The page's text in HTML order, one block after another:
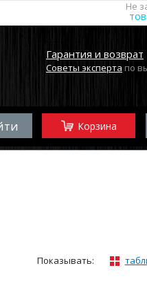
Не
Гарантия и возврат
Советы эксперта по
Корзина
Показывать: